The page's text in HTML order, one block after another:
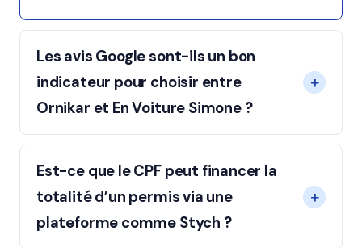
Les avis Google sont-ils un bon
indicateur pour choisir entre
Ornikar et En Voiture Simone ?
Est-ce que le CPF peut financer la
totalité d’un permis via une
plateforme comme Stych ?